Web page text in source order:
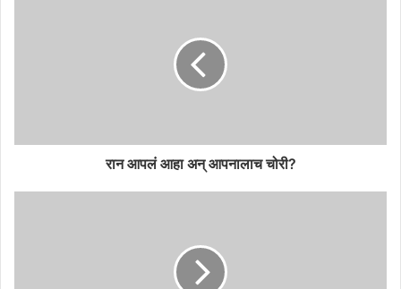
रान आपलं आहा अन् आपनालाच चोरी?